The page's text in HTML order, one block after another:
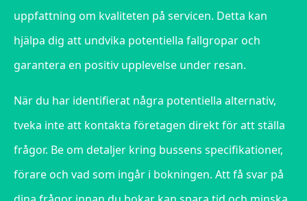
uppfattning om kvaliteten på servicen. Detta kan
hjälpa dig att undvika potentiella fallgropar och
garantera en positiv upplevelse under resan.
När du har identifierat några potentiella alternativ,
tveka inte att kontakta företagen direkt för att ställa
frågor. Be om detaljer kring bussens specifikationer,
förare och vad som ingår i bokningen. Att få svar på